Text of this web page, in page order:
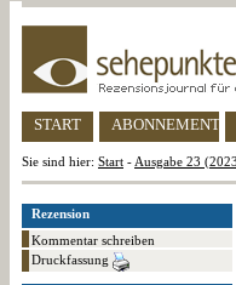
START ABONNEMENT
Sie sind hier: Start - Ausgabe 23
Rezension
Kommentar schreiben
Druckfassung